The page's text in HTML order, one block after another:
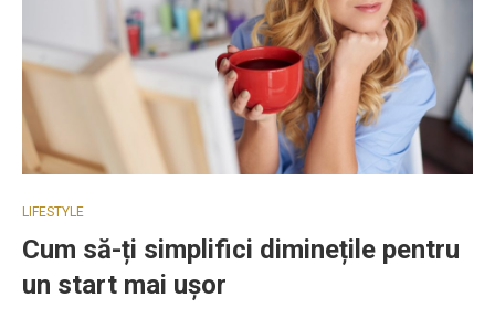
LIFESTYLE
Cum să-ți simplifici diminețile pentru
un start mai ușor